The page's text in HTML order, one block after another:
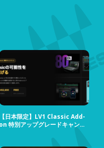
【日本限定】LV1 Classic Add-
on 特別アップグレードキャンペ